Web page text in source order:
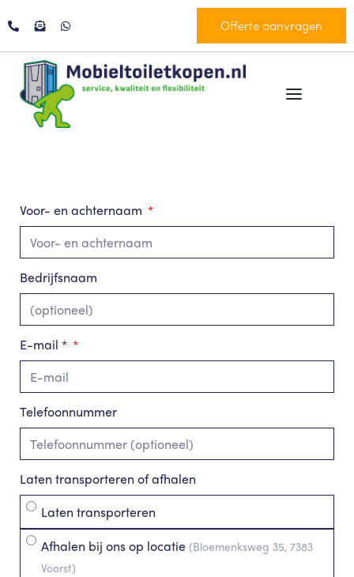
Offerte aanvragen
Voor- en achternaam
Bedrijfsnaam
E-mail *
Telefoonnummer
Laten transporteren of afhalen
Laten transporteren
Afhalen bij ons op locatie (Bloemenksweg 35, 7383
Voorst)